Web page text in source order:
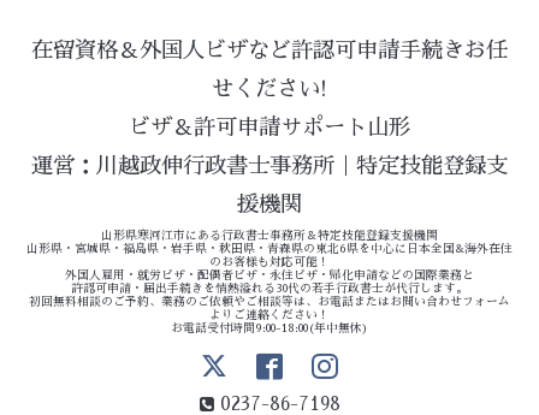
在留資格＆外国人ビザなど許認可申請手続きお任
せください!
ビザ＆許可申請サポート山形
運営：川越政伸行政書士事務所｜特定技能登録支
援機関
山形県寒河江市にある行政書士事務所＆特定技能登録支援機関
山形県・宮城県・福島県・岩手県・秋田県・青森県の東北6県を中心に日本全国&海外在住
のお客様も対応可能！
外国人雇用・就労ビザ・配偶者ビザ・永住ビザ・帰化申請などの国際業務と
許認可申請・届出手続きを情熱溢れる30代の若手行政書士が代行します。
初回無料相談のご予約、業務のご依頼やご相談等は、お電話またはお問い合わせフォーム
よりご連絡ください！
お電話受付時間9:00-18:00(年中無休)
0237-86-7198